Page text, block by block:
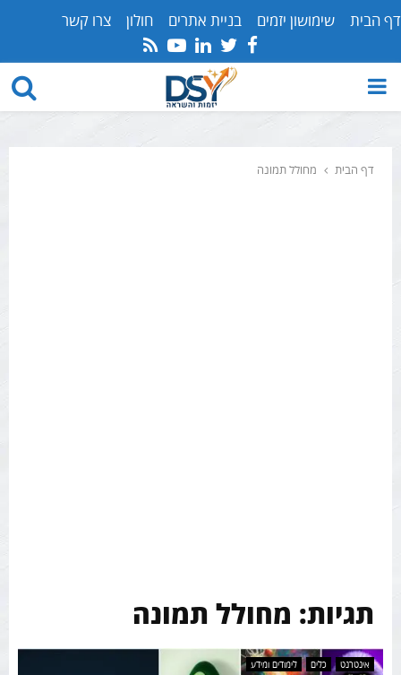
דף הבית שימושון יזמים בניית אתרים חולון צרו קשר
Facebook
Twitter
Linkedin
Youtube
Rss
PRIMARY
דף הבית מחולל תמונה
תגיות: מחולל תמונה
אינטרנט כלים לימודים ומידע